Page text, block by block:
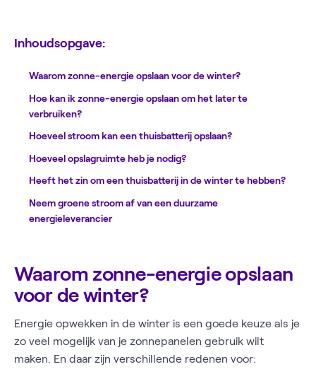
Inhoudsopgave:
Waarom zonne-energie opslaan voor de winter?
Hoe kan ik zonne-energie opslaan om het later te
verbruiken?
Hoeveel stroom kan een thuisbatterij opslaan?
Hoeveel opslagruimte heb je nodig?
Heeft het zin om een thuisbatterij in de winter te hebben?
Neem groene stroom af van een duurzame
energieleverancier
Waarom zonne-energie opslaan
voor de winter?
Energie opwekken in de winter is een goede keuze als je
zo veel mogelijk van je zonnepanelen gebruik wilt
maken. En daar zijn verschillende redenen voor: